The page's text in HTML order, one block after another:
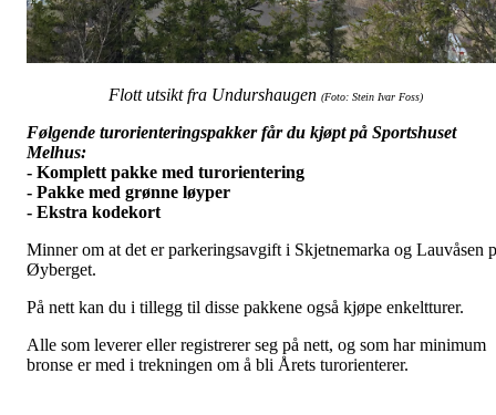
Flott utsikt fra Undurshaugen (Foto: Stein Ivar Foss)
Følgende turorienteringspakker får du kjøpt på Sportshuset
Melhus:
- Komplett pakke med turorientering
- Pakke med grønne løyper
- Ekstra kodekort
Minner om at det er parkeringsavgift i Skjetnemarka og Lauvåsen
Øyberget.
På nett kan du i tillegg til disse pakkene også kjøpe enkeltturer.
Alle som leverer eller registrerer seg på nett, og som har minimum
bronse er med i trekningen om å bli Årets turorienterer.